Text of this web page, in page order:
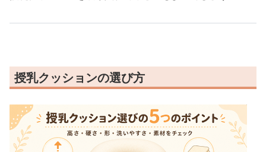
授乳クッションの選び方